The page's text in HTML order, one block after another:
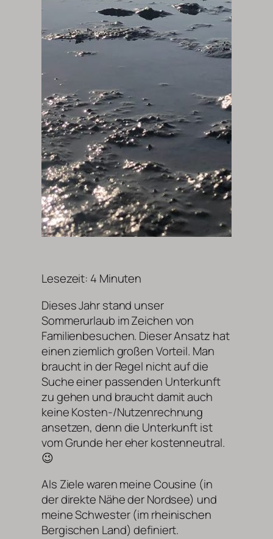
Lesezeit: 4 Minuten
Dieses Jahr stand unser
Sommerurlaub im Zeichen von
Familienbesuchen. Dieser Ansatz hat
einen ziemlich großen Vorteil. Man
braucht in der Regel nicht auf die
Suche einer passenden Unterkunft
zu gehen und braucht damit auch
keine Kosten-/Nutzenrechnung
ansetzen, denn die Unterkunft ist
vom Grunde her eher kostenneutral.
😉
Als Ziele waren meine Cousine (in
der direkte Nähe der Nordsee) und
meine Schwester (im rheinischen
Bergischen Land) definiert.